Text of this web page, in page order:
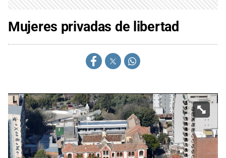
Mujeres privadas de libertad